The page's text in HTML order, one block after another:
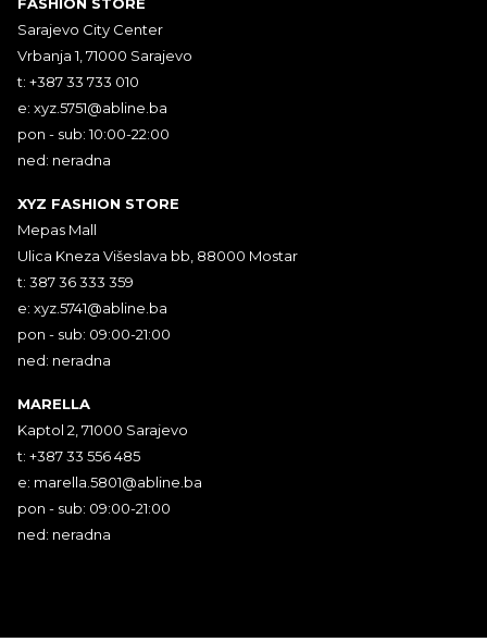
Sarajevo City Center
Vrbanja 1, 71000 Sarajevo
t: +387 33 733 010
e: xyz.5751@abline.ba
pon - sub: 10:00-22:00
ned: neradna
XYZ FASHION STORE
Mepas Mall
Ulica Kneza Višeslava bb, 88000 Mostar
t: 387 36 333 359
e: xyz.5741@abline.ba
pon - sub: 09:00-21:00
ned: neradna
MARELLA
Kaptol 2, 71000 Sarajevo
t: +387 33 556 485
e: marella.5801@abline.ba
pon - sub: 09:00-21:00
ned: neradna